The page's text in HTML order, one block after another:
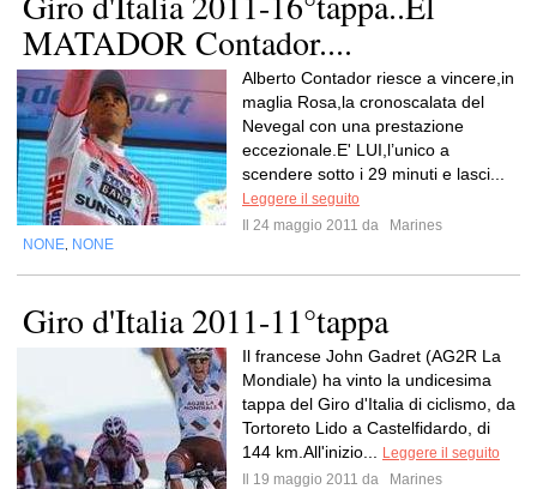
MATADOR Contador....
Alberto Contador riesce a vincere,in
maglia Rosa,la cronoscalata del
Nevegal con una prestazione
eccezionale.E' LUI,l’unico a
scendere sotto i 29 minuti e lasci...
Leggere il seguito
Il 24 maggio 2011 da
Marines
NONE NONE
Giro d'Italia 2011-11°tappa
Il francese John Gadret (AG2R La
Mondiale) ha vinto la undicesima
tappa del Giro d'Italia di ciclismo, da
Tortoreto Lido a Castelfidardo, di
144 km.All'inizio...
Leggere il seguito
Il 19 maggio 2011 da
Marines